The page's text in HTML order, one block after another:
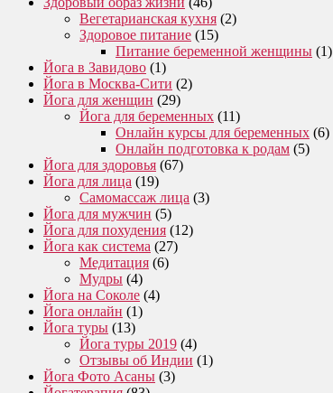
Вегетарианская кухня (2)
Здоровое питание (15)
Питание беременной женщины (1)
Йога в Завидово (1)
Йога в Москва-Сити (2)
Йога для женщин (29)
Йога для беременных (11)
Онлайн курсы для беременных (6)
Онлайн подготовка к родам (5)
Йога для здоровья (67)
Йога для лица (19)
Самомассаж лица (3)
Йога для мужчин (5)
Йога для похудения (12)
Йога как система (27)
Медитация (6)
Мудры (4)
Йога на Соколе (4)
Йога онлайн (1)
Йога туры (13)
Йога туры 2019 (4)
Отзывы об Индии (1)
Йога Фото Асаны (3)